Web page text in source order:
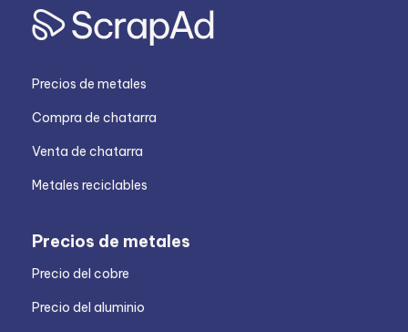
Precios de metales
Compra de chatarra
Venta de chatarra
Metales reciclables
Precios de metales
Precio del cobre
Precio del aluminio